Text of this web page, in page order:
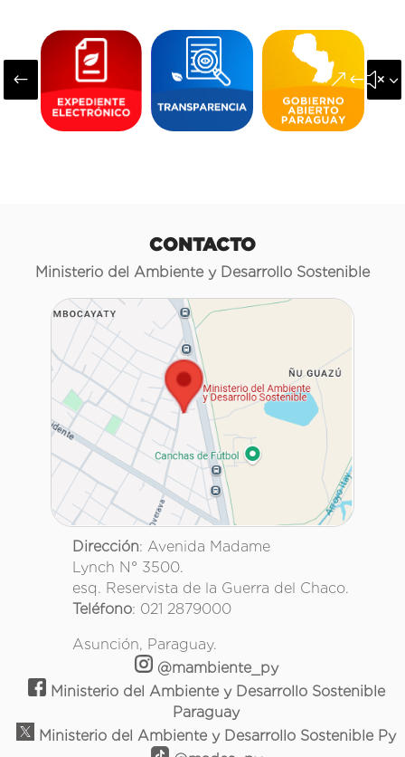
#
CONTACTO
Ministerio del Ambiente y Desarrollo Sostenible
Dirección: Avenida Madame
Lynch N° 3500.
esq. Reservista de la Guerra del Chaco.
Teléfono: 021 2879000
Asunción, Paraguay.
@mambiente_py
Ministerio del Ambiente y Desarrollo Sostenible
Paraguay
Ministerio del Ambiente y Desarrollo Sostenible Py